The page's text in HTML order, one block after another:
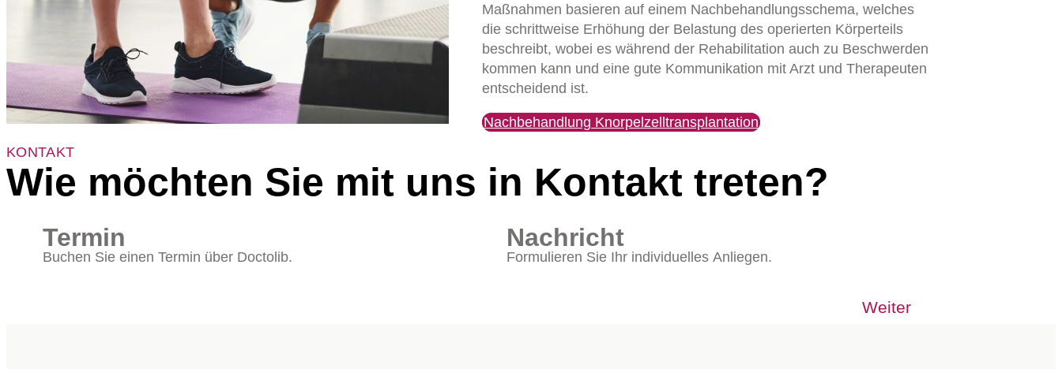
Maßnahmen basieren auf einem Nachbehandlungsschema, welches
die schrittweise Erhöhung der Belastung des operierten Körperteils
beschreibt, wobei es während der Rehabilitation auch zu Beschwerden
kommen kann und eine gute Kommunikation mit Arzt und Therapeuten
entscheidend ist.
Nachbehandlung Knorpelzelltransplantation
KONTAKT
Wie möchten Sie mit uns in Kontakt treten?
Termin
Buchen Sie einen Termin über Doctolib.
Nachricht
Formulieren Sie Ihr individuelles Anliegen.
Weiter